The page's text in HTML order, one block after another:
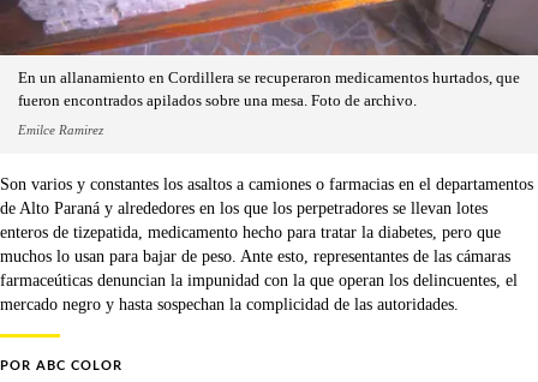
En un allanamiento en Cordillera se recuperaron medicamentos hurtados, que
fueron encontrados apilados sobre una mesa. Foto de archivo.
Emilce Ramirez
Son varios y constantes los asaltos a camiones o farmacias en el departamentos
de Alto Paraná y alrededores en los que los perpetradores se llevan lotes
enteros de tizepatida, medicamento hecho para tratar la diabetes, pero que
muchos lo usan para bajar de peso. Ante esto, representantes de las cámaras
farmaceúticas denuncian la impunidad con la que operan los delincuentes, el
mercado negro y hasta sospechan la complicidad de las autoridades.
POR ABC COLOR